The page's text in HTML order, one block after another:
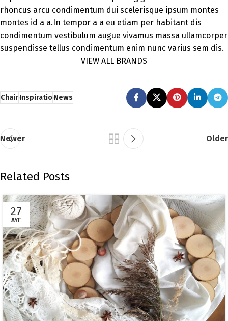
rhoncus arcu condimentum dui scelerisque ipsum montes
montes id a a.In tempor a a eu etiam per habitant dis
condimentum vestibulum augue vivamus massa ullamcorper
suspendisse tellus condimentum enim nunc varius sem dis.
VIEW ALL BRANDS
ChairInspiratioNews
Newer Older
Related Posts
27
ΑΥΓ